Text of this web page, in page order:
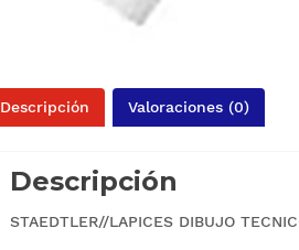
Descripción Valoraciones (0)
Descripción
STAEDTLER//LAPICES DIBUJO